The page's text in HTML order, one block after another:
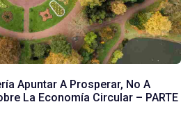
Apuntar A Prosperar, No A
La Economía Circular – PARTE